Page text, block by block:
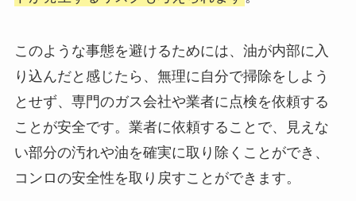
このような事態を避けるためには、油が内部に入
り込んだと感じたら、無理に自分で掃除をしよう
とせず、専門のガス会社や業者に点検を依頼する
ことが安全です。業者に依頼することで、見えな
い部分の汚れや油を確実に取り除くことができ、
コンロの安全性を取り戻すことができます。